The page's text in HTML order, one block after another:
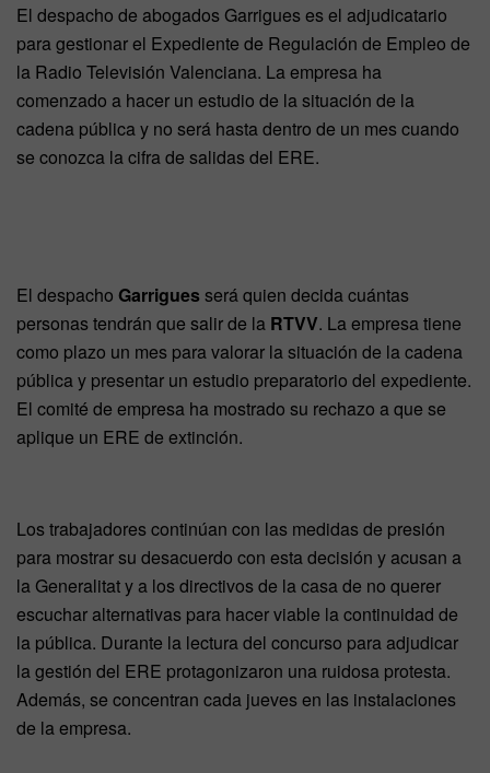
El despacho de abogados Garrigues es el adjudicatario
para gestionar el Expediente de Regulación de Empleo de
la Radio Televisión Valenciana. La empresa ha
comenzado a hacer un estudio de la situación de la
cadena pública y no será hasta dentro de un mes cuando
se conozca la cifra de salidas del ERE.
El despacho Garrigues será quien decida cuántas
personas tendrán que salir de la RTVV. La empresa tiene
como plazo un mes para valorar la situación de la cadena
pública y presentar un estudio preparatorio del expediente.
El comité de empresa ha mostrado su rechazo a que se
aplique un ERE de extinción.
Los trabajadores continúan con las medidas de presión
para mostrar su desacuerdo con esta decisión y acusan a
la Generalitat y a los directivos de la casa de no querer
escuchar alternativas para hacer viable la continuidad de
la pública. Durante la lectura del concurso para adjudicar
la gestión del ERE protagonizaron una ruidosa protesta.
Además, se concentran cada jueves en las instalaciones
de la empresa.